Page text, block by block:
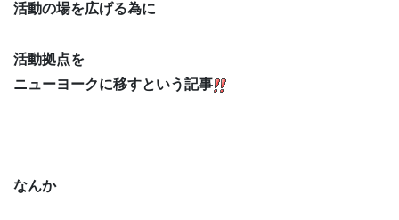
活動の場を広げる為に
活動拠点を
ニューヨークに移すという記事
なんか